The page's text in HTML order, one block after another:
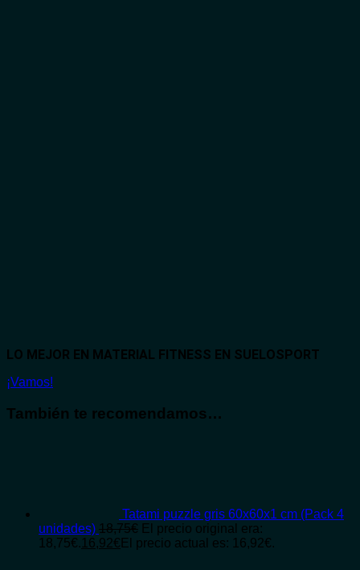
LO MEJOR EN MATERIAL FITNESS EN SUELOSPORT
¡Vamos!
También te recomendamos…
Tatami puzzle gris 60x60x1 cm (Pack 4
unidades) 18,75€ El precio original era:
18,75€.16,92€ El precio actual es: 16,92€.